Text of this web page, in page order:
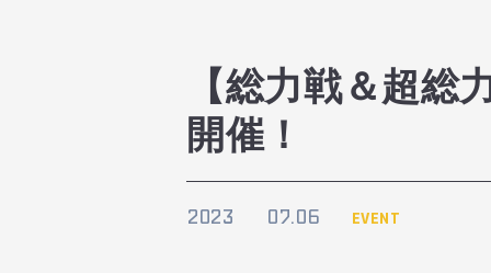
【総力戦＆超
開催！
2023 07.06 EVENT